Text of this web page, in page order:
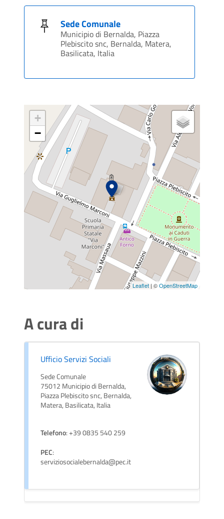
Sede Comunale
Municipio di Bernalda, Piazza
Plebiscito snc, Bernalda, Matera,
Basilicata, Italia
+
−
Leaflet | ©OpenStreetMap
A cura di
Ufficio Servizi Sociali
Sede Comunale
75012 Municipio di Bernalda,
Piazza Plebiscito snc, Bernalda,
Matera, Basilicata, Italia
Telefono: +39 0835 540 259
PEC:
serviziosocialebernalda@pec.it